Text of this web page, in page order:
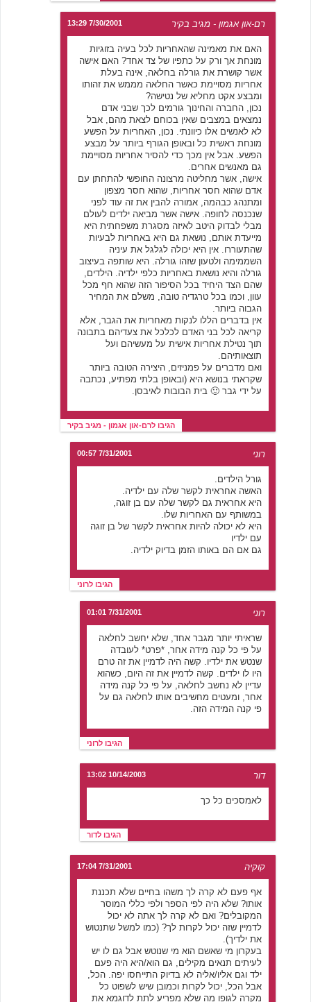
רם-און אגמון - מגיב בקיר 7/30/2001 13:29
האם את מאמינה שהאחריות לכל בעיה בזוגיות
מונחת אך ורק על כתפיו של צד אחד? האם אישה
אשר קושרת את גורלה בחלאה, אינה בעלת
אחריות מסויימת כאשר החלאה מממש את זהותו
ומבצע אקט מחליא של נטישה?
נכון, החברה והחינוך גורמים לכך שבני אדם
נמצאים במצבים שאין בכוחם לצאת מהם, אבל
לא לאנשים אלו כיוונתי. נכון, האחריות על הפשע
מונחת ראשית כל ובאופן הגורף ביותר על מבצע
הפשע. אבל אין מכך כדי להסיר אחריות מסויימת
גם מאנשים אחרים.
אישה, אשר מחליטה מרצונה החופשי להתחתן עם
אדם שהוא חסר אחריות, שהוא חסר מצפון
ומתנהג כבהמה, אמורה להבין את זה עוד לפני
שנכנסה לחופה. אישה אשר מביאה ילדים לעולם
מבלי לבדוק היטב לאיזה מסגרת משפחתית היא
מייעדת אותם, נושאת גם היא באחריות לבעיות
שהתעוררו. אין היא יכולה לגלגל את עיניה
השממימה ולטעון שזהו גורלה. היא שותפה בעיצוב
גורלה והיא נושאת באחריות כלפי ילדיה. הילדים,
שהם הצד היחיד בכל הסיפור הזה שהוא חף מכל
עוון, וכמו בכל טרגדיה טובה, משלם את המחיר
הגבוה ביותר.
אין בדברים הללו לנקות מאחריות את הגבר, אלא
קריאה לכל בני האדם לכלכל את צעדיהם בתבונה
תוך נטילת אחריות אישית על מעשיהם ועל
תוצאותיהם.
ואם מדברים על פמניזים, היצירה הטובה ביותר
שקראתי בנושא היא (ובאופן בלתי מפתיע, נכתבה
על ידי גבר 🙂 בית הבובות לאיבסן.
הגיבו לרם-און אגמון - מגיב בקיר
רוני 7/31/2001 00:57
גורל הילדים.
האשה אחראית לקשר שלה עם ילדיה.
היא אחראית גם לקשר שלה עם בן זוגה,
במשותף עם האחריות שלו.
היא לא יכולה להיות אחראית לקשר של בן זוגה
עם ילדיו
גם אם הם באותו הזמן בדיוק ילדיה.
הגיבו לרוני
רוני 7/31/2001 01:01
שראיתי יותר מגבר אחד, שלא יחשב לחלאה
על פי כל קנה מידה אחר, *פרט* לעובדה
שנטש את ילדיו. קשה היה לדמיין את זה טרם
היו לו ילדים. קשה לדמיין את זה היום, כשהוא
עדיין לא נחשב לחלאה, על פי כל קנה מידה
אחר, ומעטים מחשיבים אותו לחלאה גם על
פי קנה המידה הזה.
הגיבו לרוני
דור 10/14/2003 13:02
לאמסכים כל כך
הגיבו לדור
קוקיה 7/31/2001 17:04
אף פעם לא קרה לך משהו בחיים שלא תכננת
אותו? שלא היה לפי הספר ולפי כללי המוסר
המקובלים? ואם לא קרה לך אתה לא יכול
לדמיין שזה יכול לקרות לך? (כמו למשל שתנטוש
את ילדיך).
בעקרון מי שאשם הוא מי שנוטש אבל גם לו יש
לעיתים תנאים מקילים, גם הוא/היא היה פעם
ילד וגם אליו/אליה לא בדיוק התייחסו יפה. הכל,
אבל הכל, יכול לקרות וכמובן שיש לשפוט כל
מקרה לגופו מה שלא מפריע לתת לדוגמא את